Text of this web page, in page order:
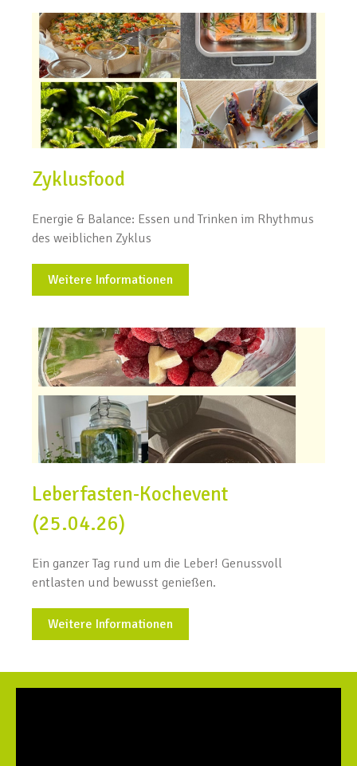
Zyklusfood
Energie & Balance: Essen und Trinken im Rhythmus
des weiblichen Zyklus
Weitere Informationen
Leberfasten-Kochevent
(25.04.26)
Ein ganzer Tag rund um die Leber! Genussvoll
entlasten und bewusst genießen.
Weitere Informationen